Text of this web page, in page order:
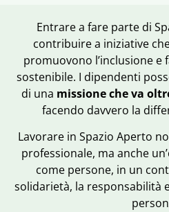
Entrare a fare parte di
contribuire a iniziative
promuovono l’inclusione e
sostenibile. I dipendenti
di una missione che va
facendo davvero la
Lavorare in Spazio Aperto
professionale, ma anche
come persone, in un
solidarietà, la responsabilità